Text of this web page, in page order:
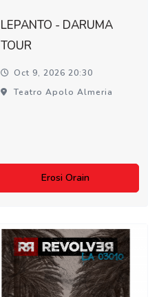
LEPANTO - DARUMA
TOUR
Oct 9, 2026 20:30
Teatro Apolo Almeria
Erosi Orain